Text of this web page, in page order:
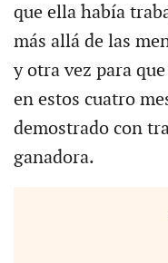
que ella había
más allá de las
y otra vez para
en estos cuatro
demostrado con
ganadora.